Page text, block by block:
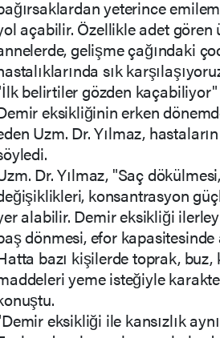
yeterince
açabilir. Özellikle adet gören
gelişme çağındaki
sık
belirtiler gözden kaçabiliyor"
eksikliğinin erken
Uzm. Dr. Yılmaz,
Dr. Yılmaz, "Saç
konsantrasyon
alabilir. Demir eksikliği
dönmesi, efor
bazı kişilerde toprak,
yeme isteğiyle
eksikliği ile kansızlık